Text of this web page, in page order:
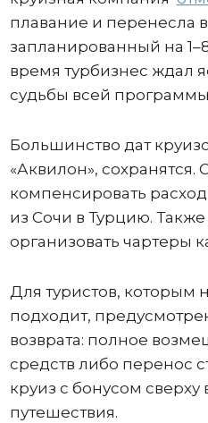
плавание и перенесла
запланированный на 1–8
время турбизнес ждал
судьбы всей
Большинство дат
«Аквилон», сохранятся.
компенсировать
из Сочи в Турцию.
организовать чартеры
Для туристов, которым
подходит,
возврата: полное
средств либо перенос
круиз с бонусом сверху
путешествия.